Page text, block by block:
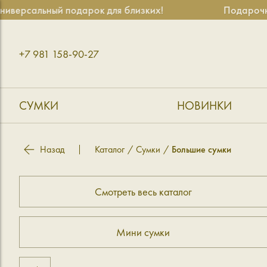
подарок для близких!
+7 981 158-90-27
СУМКИ НОВИНКИ
Назад Каталог Сумки Большие сумки
Смотреть весь каталог
Мини сумки